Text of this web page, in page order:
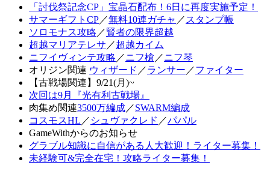
「討伐祭記念CP」宝晶石配布！6日に再度実施予定！
サマーギフトCP／無料10連ガチャ ／ スタンプ帳
ソロモナス攻略 ／賢者の限界超越
超越マリアテレサ ／超越カイム
ニフイヴィンテ攻略 ／ニフ槍 ／ニフ琴
オリジン関連 ウィザード ／ランサー ／ファイター
【古戦場関連】9/21(月)~
次回は9月『光有利古戦場』
肉集め関連3500万編成／SWARM編成
コスモスHL ／ シュヴァクレド ／パパル
GameWithからのお知らせ
グラブル知識に自信がある人大歓迎！ライター募集！
未経験可&完全在宅！攻略ライター募集！